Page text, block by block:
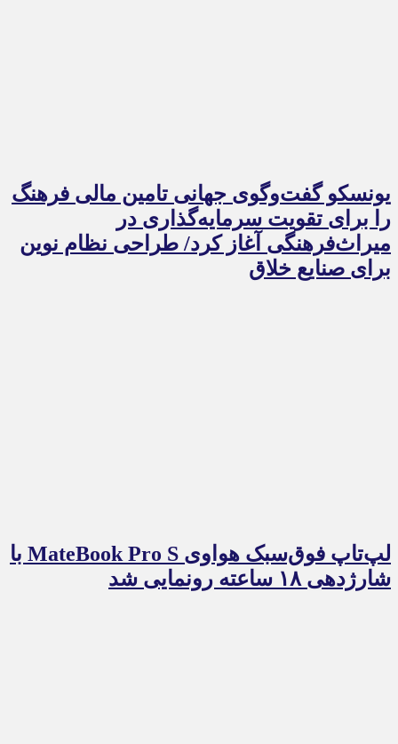
یونسکو گفت‌وگوی جهانی تامین مالی فرهنگ
را برای تقویت سرمایه‌گذاری در
میراث‌فرهنگی آغاز کرد/ طراحی نظام نوین
برای صنایع خلاق
لپ‌تاپ فوق‌سبک هواوی MateBook Pro S با
شارژدهی ۱۸ ساعته رونمایی شد